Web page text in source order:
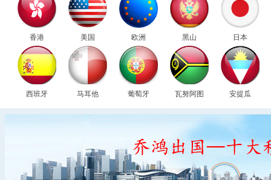
香港 美国 欧洲 黑山 日本
西班牙 马耳他 葡萄牙 瓦努阿图 安提瓜